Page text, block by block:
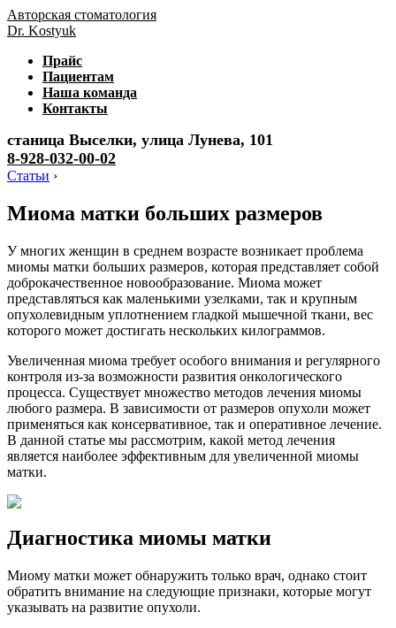
Авторская стоматология
Dr. Kostyuk
Прайс
Пациентам
Наша команда
Контакты
станица Выселки, улица Лунева, 101
8-928-032-00-02
Статьи ›
Миома матки больших размеров
У многих женщин в среднем возрасте возникает проблема
миомы матки больших размеров, которая представляет собой
доброкачественное новообразование. Миома может
представляться как маленькими узелками, так и крупным
опухолевидным уплотнением гладкой мышечной ткани, вес
которого может достигать нескольких килограммов.
Увеличенная миома требует особого внимания и регулярного
контроля из-за возможности развития онкологического
процесса. Существует множество методов лечения миомы
любого размера. В зависимости от размеров опухоли может
применяться как консервативное, так и оперативное лечение.
В данной статье мы рассмотрим, какой метод лечения
является наиболее эффективным для увеличенной миомы
матки.
Диагностика миомы матки
Миому матки может обнаружить только врач, однако стоит
обратить внимание на следующие признаки, которые могут
указывать на развитие опухоли.